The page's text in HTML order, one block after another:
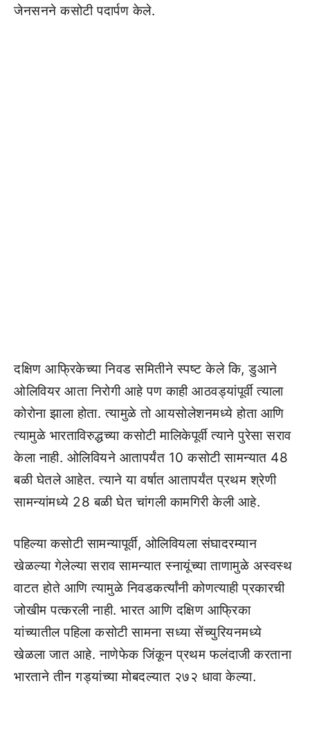
जेनसनने कसोटी पदार्पण केले.
दक्षिण आफ्रिकेच्या निवड समितीने स्पष्ट केले कि, डुआने
ओलिवियर आता निरोगी आहे पण काही आठवड्यांपूर्वी त्याला
कोरोना झाला होता. त्यामुळे तो आयसोलेशनमध्ये होता आणि
त्यामुळे भारताविरुद्धच्या कसोटी मालिकेपूर्वी त्याने पुरेसा सराव
केला नाही. ओलिवियने आतापर्यंत 10 कसोटी सामन्यात 48
बळी घेतले आहेत. त्याने या वर्षात आतापर्यंत प्रथम श्रेणी
सामन्यांमध्ये 28 बळी घेत चांगली कामगिरी केली आहे.
पहिल्या कसोटी सामन्यापूर्वी, ओलिवियला संघादरम्यान
खेळल्या गेलेल्या सराव सामन्यात स्नायूंच्या ताणामुळे अस्वस्थ
वाटत होते आणि त्यामुळे निवडकर्त्यांनी कोणत्याही प्रकारची
जोखीम पत्करली नाही. भारत आणि दक्षिण आफ्रिका
यांच्यातील पहिला कसोटी सामना सध्या सेंच्युरियनमध्ये
खेळला जात आहे. नाणेफेक जिंकून प्रथम फलंदाजी करताना
भारताने तीन गड्यांच्या मोबदल्यात २७२ धावा केल्या.